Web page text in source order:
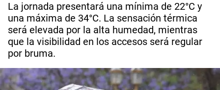
La jornada presentará una mínima de 22°C y
una máxima de 34°C. La sensación térmica
será elevada por la alta humedad, mientras
que la visibilidad en los accesos será regular
por bruma.